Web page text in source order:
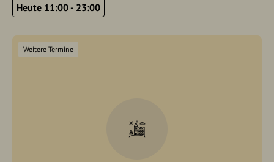
Heute 11:00 - 23:00
Weitere Termine